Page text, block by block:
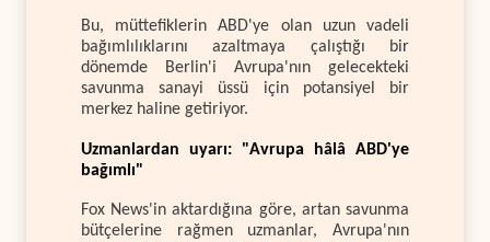
Bu, müttefiklerin ABD'ye olan uzun vadeli
bağımlılıklarını azaltmaya çalıştığı bir
dönemde Berlin'i Avrupa'nın gelecekteki
savunma sanayi üssü için potansiyel bir
merkez haline getiriyor.
Uzmanlardan uyarı: "Avrupa hâlâ ABD'ye
bağımlı"
Fox News'in aktardığına göre, artan savunma
bütçelerine rağmen uzmanlar, Avrupa'nın